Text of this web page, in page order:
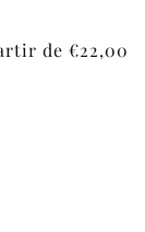
de €22,00